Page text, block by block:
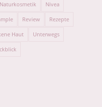
Naturkosmetik Nivea
Review Rezepte
Haut Unterwegs